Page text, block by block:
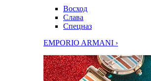
Восход
Слава
Спецназ
EMPORIO ARMANI ›